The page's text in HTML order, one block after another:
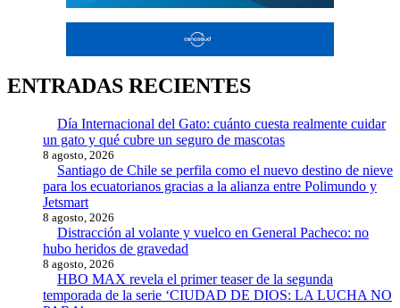
ENTRADAS RECIENTES
Día Internacional del Gato: cuánto cuesta realmente cuidar
un gato y qué cubre un seguro de mascotas
8 agosto, 2026
Santiago de Chile se perfila como el nuevo destino de nieve
para los ecuatorianos gracias a la alianza entre Polimundo y
Jetsmart
8 agosto, 2026
Distracción al volante y vuelco en General Pacheco: no
hubo heridos de gravedad
8 agosto, 2026
HBO MAX revela el primer teaser de la segunda
temporada de la serie ‘CIUDAD DE DIOS: LA LUCHA NO